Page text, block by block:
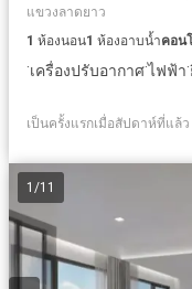
แขวงลาดยาว
1 ห้องนอน1 ห้องอาบน้ำคอน
·เครื่องปรับอากาศ·ไฟฟ้า·
เป็นครั้งแรกเมื่อสัปดาห์ที่แล้ว
1 /11